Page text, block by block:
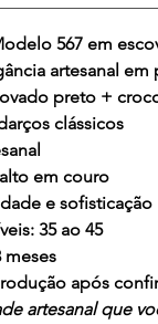
567 em
artesanal em
preto +
clássicos
em couro
e sofisticação
35 ao 45
meses
após
artesanal que